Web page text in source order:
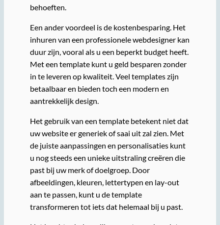
behoeften.
Een ander voordeel is de kostenbesparing. Het
inhuren van een professionele webdesigner kan
duur zijn, vooral als u een beperkt budget heeft.
Met een template kunt u geld besparen zonder
in te leveren op kwaliteit. Veel templates zijn
betaalbaar en bieden toch een modern en
aantrekkelijk design.
Het gebruik van een template betekent niet dat
uw website er generiek of saai uit zal zien. Met
de juiste aanpassingen en personalisaties kunt
u nog steeds een unieke uitstraling creëren die
past bij uw merk of doelgroep. Door
afbeeldingen, kleuren, lettertypen en lay-out
aan te passen, kunt u de template
transformeren tot iets dat helemaal bij u past.